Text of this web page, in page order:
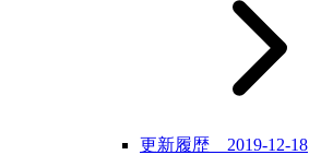
更新履歴 2019-12-18